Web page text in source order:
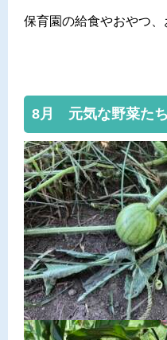
保育園の給食やおやつ、
8月 元気な野菜た